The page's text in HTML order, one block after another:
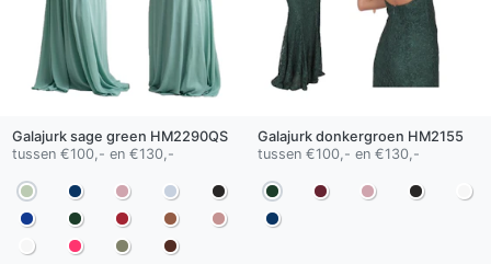
Galajurk sage green HM2290QS
tussen €100,- en €130,-
Galajurk donkergroen HM2155
tussen €100,- en €130,-